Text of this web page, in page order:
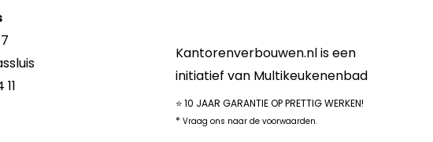
Kantorenverbouwen.nl is een
initiatief van Multikeukenenbad
⭐ 10 JAAR GARANTIE OP PRETTIG WERKEN!
* Vraag ons naar de voorwaarden.